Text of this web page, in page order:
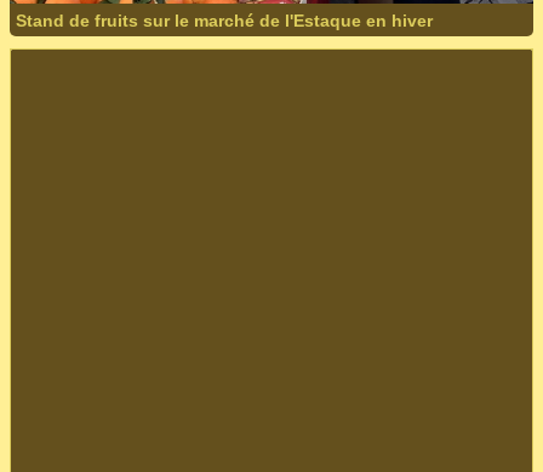
Stand de fruits sur le marché de l'Estaque en hiver